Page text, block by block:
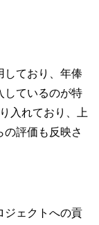
しており、年俸
しているのが特
入れており、上
評価も反映さ
ジェクトへの貢